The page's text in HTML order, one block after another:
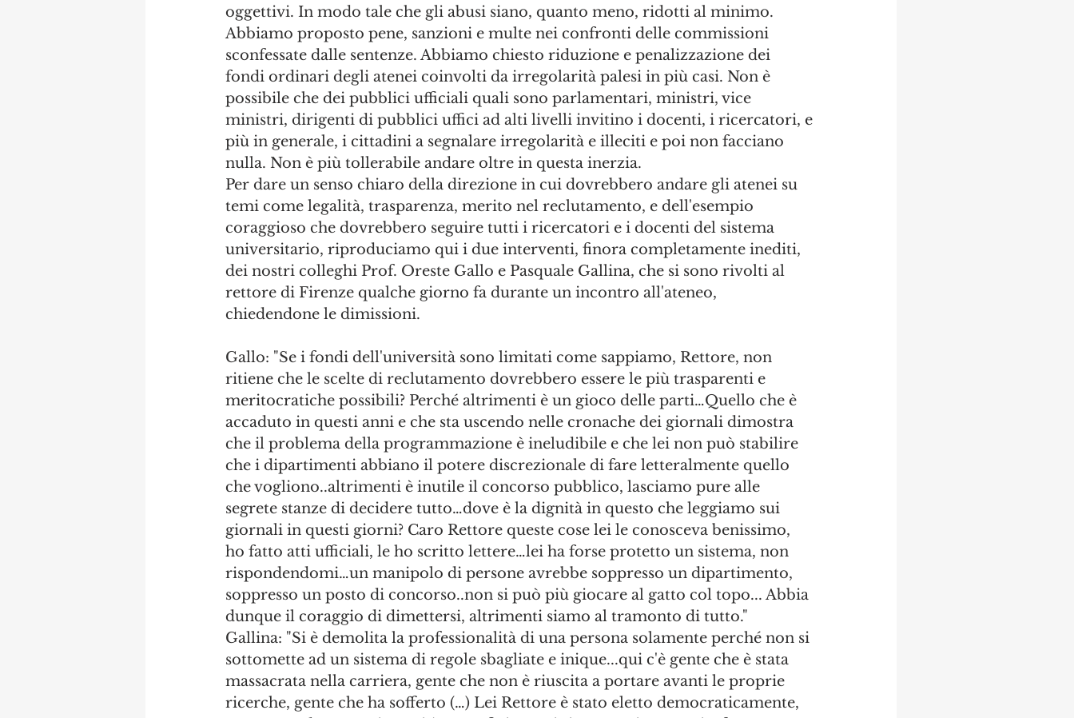
oggettivi. In modo tale che gli abusi siano, quanto meno, ridotti al minimo.
Abbiamo proposto pene, sanzioni e multe nei confronti delle commissioni
sconfessate dalle sentenze. Abbiamo chiesto riduzione e penalizzazione dei
fondi ordinari degli atenei coinvolti da irregolarità palesi in più casi. Non è
possibile che dei pubblici ufficiali quali sono parlamentari, ministri, vice
ministri, dirigenti di pubblici uffici ad alti livelli invitino i docenti, i ricercatori, e
più in generale, i cittadini a segnalare irregolarità e illeciti e poi non facciano
nulla. Non è più tollerabile andare oltre in questa inerzia.
Per dare un senso chiaro della direzione in cui dovrebbero andare gli atenei su
temi come legalità, trasparenza, merito nel reclutamento, e dell'esempio
coraggioso che dovrebbero seguire tutti i ricercatori e i docenti del sistema
universitario, riproduciamo qui i due interventi, finora completamente inediti,
dei nostri colleghi Prof. Oreste Gallo e Pasquale Gallina, che si sono rivolti al
rettore di Firenze qualche giorno fa durante un incontro all'ateneo,
chiedendone le dimissioni.
Gallo: "Se i fondi dell'università sono limitati come sappiamo, Rettore, non
ritiene che le scelte di reclutamento dovrebbero essere le più trasparenti e
meritocratiche possibili? Perché altrimenti è un gioco delle parti…Quello che è
accaduto in questi anni e che sta uscendo nelle cronache dei giornali dimostra
che il problema della programmazione è ineludibile e che lei non può stabilire
che i dipartimenti abbiano il potere discrezionale di fare letteralmente quello
che vogliono..altrimenti è inutile il concorso pubblico, lasciamo pure alle
segrete stanze di decidere tutto…dove è la dignità in questo che leggiamo sui
giornali in questi giorni? Caro Rettore queste cose lei le conosceva benissimo,
ho fatto atti ufficiali, le ho scritto lettere…lei ha forse protetto un sistema, non
rispondendomi…un manipolo di persone avrebbe soppresso un dipartimento,
soppresso un posto di concorso..non si può più giocare al gatto col topo... Abbia
dunque il coraggio di dimettersi, altrimenti siamo al tramonto di tutto."
Gallina: "Si è demolita la professionalità di una persona solamente perché non si
sottomette ad un sistema di regole sbagliate e inique...qui c'è gente che è stata
massacrata nella carriera, gente che non è riuscita a portare avanti le proprie
ricerche, gente che ha sofferto (…) Lei Rettore è stato eletto democraticamente,